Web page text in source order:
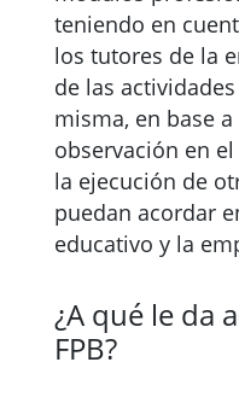
teniendo en
los tutores de la
de las
misma, en base
observación en
la ejecución de
puedan acordar
educativo y la
¿A qué le da
FPB?